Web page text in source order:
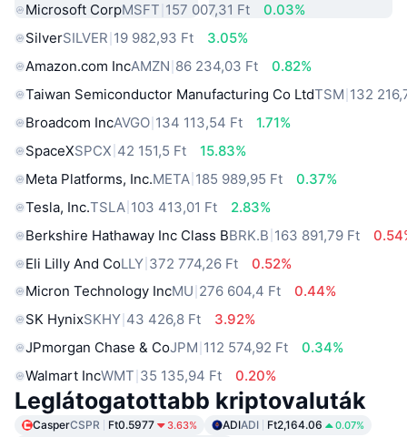
Microsoft CorpMSFT 157 007,31 Ft
0.03%
SilverSILVER 19 982,93 Ft
3.05%
Amazon.com IncAMZN 86 234,03 Ft
0.82%
Taiwan Semiconductor Manufacturing Co LtdTSM 132
Broadcom IncAVGO 134 113,54 Ft
1.71%
SpaceXSPCX 42 151,5 Ft
15.83%
Meta Platforms, Inc.META 185 989,95 Ft
0.37%
Tesla, Inc.TSLA 103 413,01 Ft
2.83%
Berkshire Hathaway Inc Class BBRK.B 163 891,79 Ft
Eli Lilly And CoLLY 372 774,26 Ft
0.52%
Micron Technology IncMU 276 604,4 Ft
0.44%
SK HynixSKHY 43 426,8 Ft
3.92%
JPmorgan Chase & CoJPM 112 574,92 Ft
0.34%
Walmart IncWMT 35 135,94 Ft 0.20%
Leglátogatottabb kriptovaluták
CasperCSPR Ft0.5977 3.63% ADIADI Ft2,164.06 0.07%